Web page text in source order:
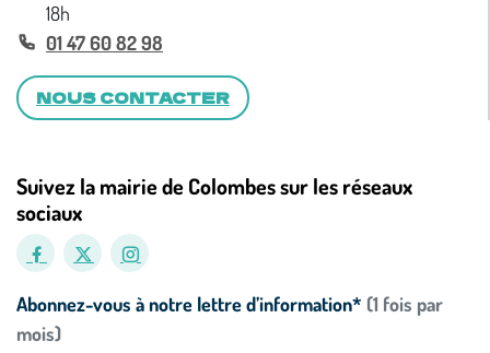
18h
01 47 60 82 98
NOUS CONTACTER
Suivez la mairie de Colombes sur les réseaux
sociaux
Abonnez-vous à notre lettre d’information* (1 fois par
mois)